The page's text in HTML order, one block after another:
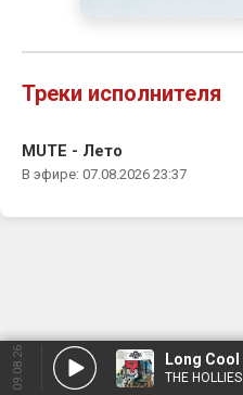
Треки исполнителя
MUTE - Лето
В эфире: 07.08.2026 23:37
09.08.26 THE HOLLIES